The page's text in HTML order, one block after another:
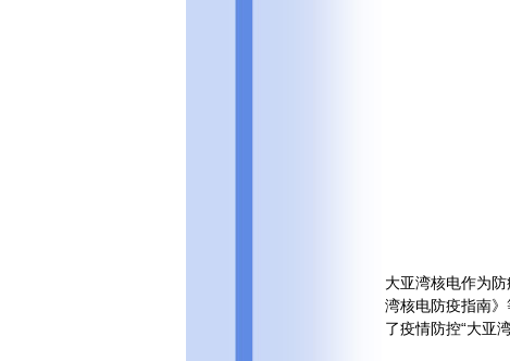
大亚湾核电作为
湾核电防疫指南
了疫情防控“大亚湾